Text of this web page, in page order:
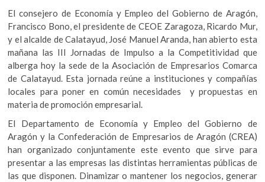
El consejero de Economía y Empleo del Gobierno de Aragón,
Francisco Bono, el presidente de CEOE Zaragoza, Ricardo Mur,
y el alcalde de Calatayud, José Manuel Aranda, han abierto esta
mañana las III Jornadas de Impulso a la Competitividad que
alberga hoy la sede de la Asociación de Empresarios Comarca
de Calatayud. Esta jornada reúne a instituciones y compañías
locales para poner en común necesidades y propuestas en
materia de promoción empresarial.
El Departamento de Economía y Empleo del Gobierno de
Aragón y la Confederación de Empresarios de Aragón (CREA)
han organizado conjuntamente este evento que sirve para
presentar a las empresas las distintas herramientas públicas de
las que disponen. Dinamizar o mantener los negocios, generar